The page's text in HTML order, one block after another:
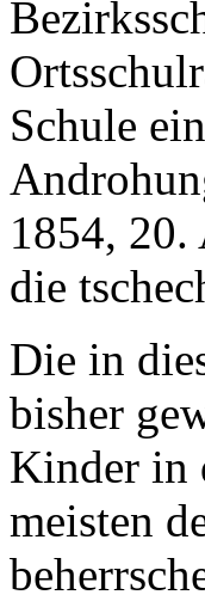
Schule
1854,
die
Die in
bisher
Kinder in
meisten